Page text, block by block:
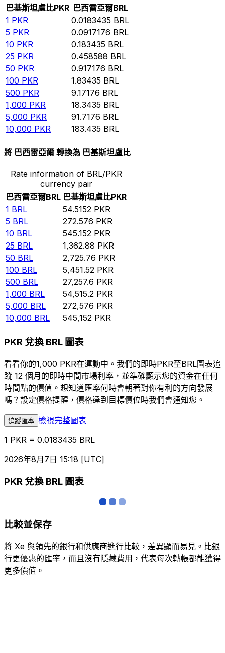
巴基斯坦盧比PKR 巴西雷亞爾BRL
1 PKR 0.0183435 BRL
5 PKR 0.0917176 BRL
10 PKR 0.183435 BRL
25 PKR 0.458588 BRL
50 PKR 0.917176 BRL
100 PKR 1.83435 BRL
500 PKR 9.17176 BRL
1,000 PKR 18.3435 BRL
5,000 PKR 91.7176 BRL
10,000 PKR 183.435 BRL
將 巴西雷亞爾 轉換為 巴基斯坦盧比
Rate information of BRL/PKR
currency pair
巴西雷亞爾BRL 巴基斯坦盧比PKR
1 BRL 54.5152 PKR
5 BRL 272.576 PKR
10 BRL 545.152 PKR
25 BRL 1,362.88 PKR
50 BRL 2,725.76 PKR
100 BRL 5,451.52 PKR
500 BRL 27,257.6 PKR
1,000 BRL 54,515.2 PKR
5,000 BRL 272,576 PKR
10,000 BRL 545,152 PKR
PKR 兌換 BRL 圖表
看看你的1,000 PKR在運動中。我們的即時PKR至BRL圖表追
蹤 12 個月的即時中間市場利率，並準確顯示您的資金在任何
時間點的價值。想知道匯率何時會朝著對你有利的方向發展
嗎？設定價格提醒，價格達到目標價位時我們會通知您。
追蹤匯率 檢視完整圖表
1 PKR = 0.0183435 BRL
2026年8月7日 15:18 [UTC]
PKR 兌換 BRL 圖表
比較並保存
將 Xe 與領先的銀行和供應商進行比較，差異顯而易見。比銀
行更優惠的匯率，而且沒有隱藏費用，代表每次轉帳都能獲得
更多價值。